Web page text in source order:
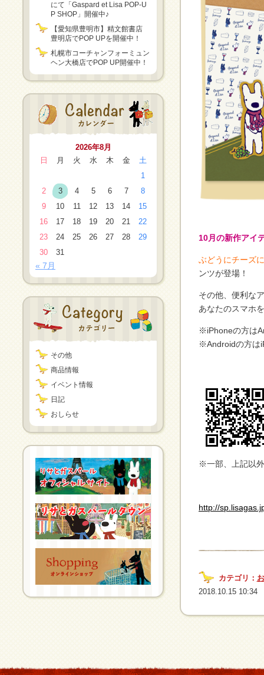
にて「Gaspard et Lisa POP-U
P SHOP」開催中♪
【愛知県豊明市】精文館書店
豊明店でPOP UPを開催中！
札幌市コーチャンフォーミュン
ヘン大橋店でPOP UP開催中！
2026年8月
日
月 火 水 木 金
土
1
2
3 4 5 6 7
8
9
10 11 12 13 14
15
16
17 18 19 20 21
22
23
24 25 26 27 28
29
30
31
« 7月
その他
商品情報
イベント情報
日記
おしらせ
10月の新作アイ
ぶどうにチーズ
ンツが登場！
その他、便利な
あなたのスマホ
※iPhoneの方は
※Androidの方は
※一部、上記以
http://
カテゴリ：
2018.10.15 10:34